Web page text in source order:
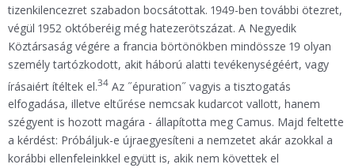
tizenkilencezret szabadon bocsátottak. 1949-ben további ötezret,
végül 1952 októberéig még hatezerötszázat. A Negyedik
Köztársaság végére a francia börtönökben mindössze 19 olyan
személy tartózkodott, akit háború alatti tevékenységéért, vagy
írásaiért ítéltek el.34 Az ˝épuration˝ vagyis a tisztogatás
elfogadása, illetve eltűrése nemcsak kudarcot vallott, hanem
szégyent is hozott magára - állapította meg Camus. Majd feltette
a kérdést: Próbáljuk-e újraegyesíteni a nemzetet akár azokkal a
korábbi ellenfeleinkkel együtt is, akik nem követtek el